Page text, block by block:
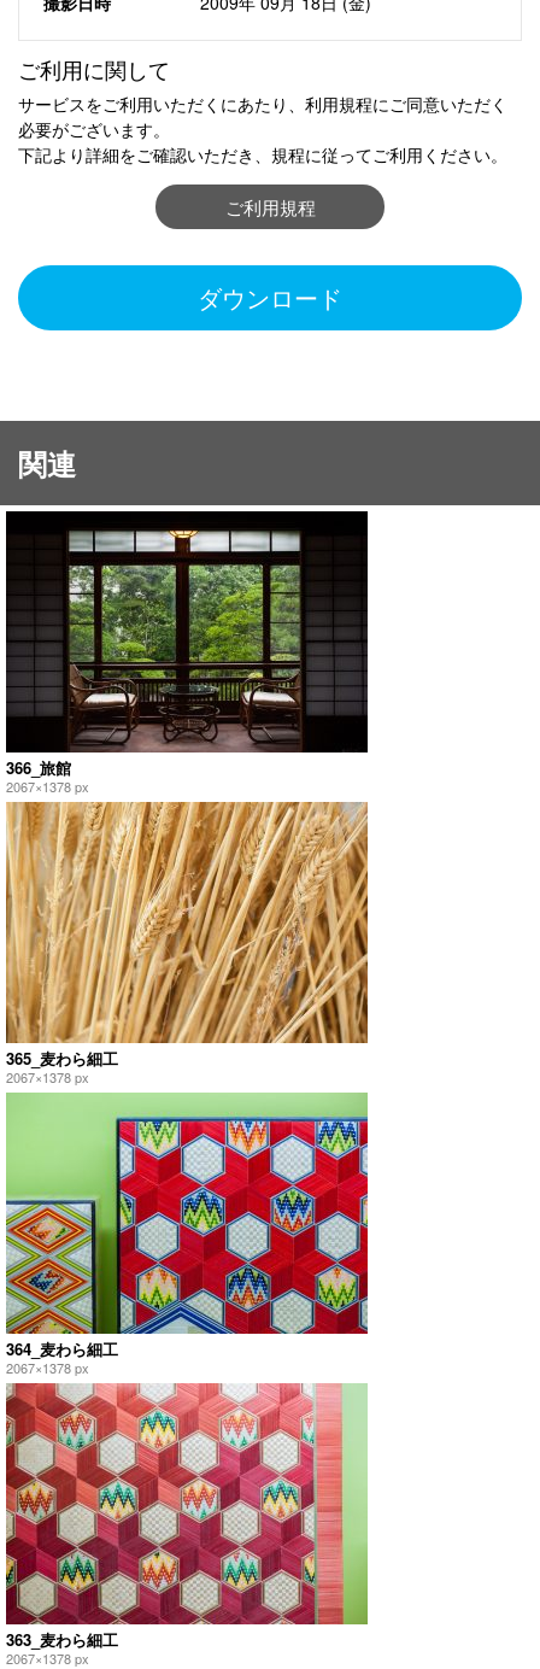
ご利用に関して
サービスをご利用いただくにあたり、利用規程にご同意いただく
必要がございます。
下記より詳細をご確認いただき、規程に従ってご利用ください。
ご利用規程
ダウンロード
関連
366_旅館
2067×1378 px
365_麦わら細工
2067×1378 px
364_麦わら細工
2067×1378 px
363_麦わら細工
2067×1378 px